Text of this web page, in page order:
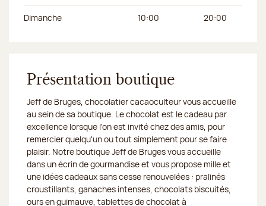
Dimanche 10:00 20:00
Présentation boutique
Jeff de Bruges, chocolatier cacaoculteur vous accueille
au sein de sa boutique. Le chocolat est le cadeau par
excellence lorsque l'on est invité chez des amis, pour
remercier quelqu'un ou tout simplement pour se faire
plaisir. Notre boutique Jeff de Bruges vous accueille
dans un écrin de gourmandise et vous propose mille et
une idées cadeaux sans cesse renouvelées : pralinés
croustillants, ganaches intenses, chocolats biscuités,
ours en guimauve, tablettes de chocolat à